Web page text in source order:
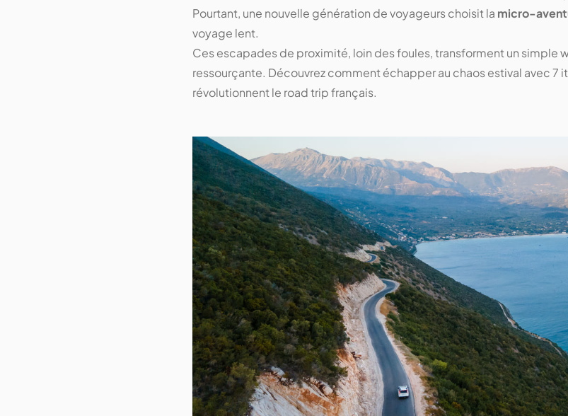
Pourtant, une nouvelle génération de voyageurs choisit la micro-
voyage lent.
Ces escapades de proximité, loin des foules, transforment un simple
ressourçante. Découvrez comment échapper au chaos estival avec 7
révolutionnent le road trip français.